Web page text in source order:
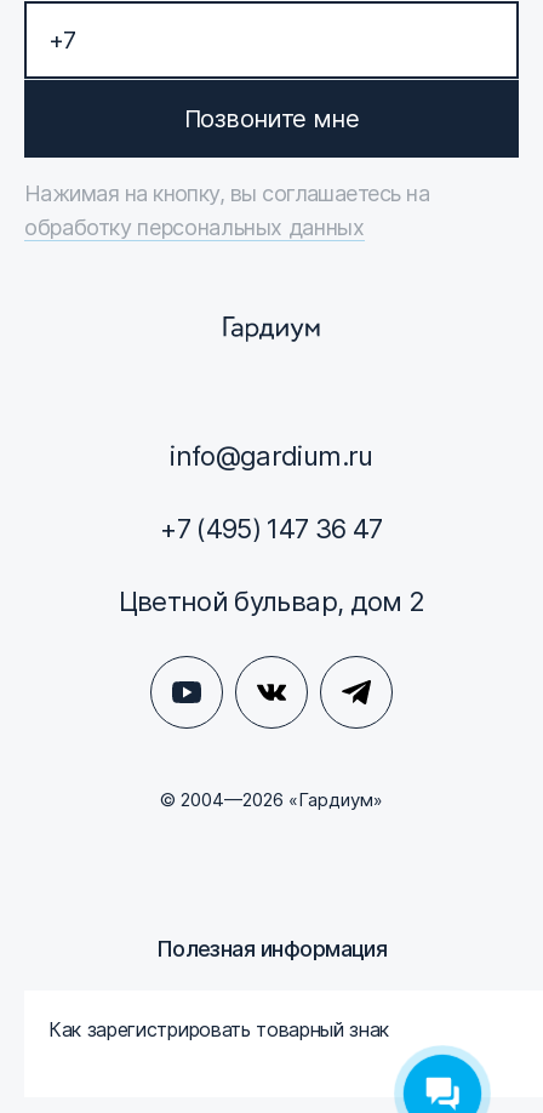
Позвоните мне
Нажимая на кнопку, вы соглашаетесь на
обработку персональных данных
info@gardium.ru
+7 (495) 147 36 47
Цветной бульвар, дом 2
© 2004—2026 «Гардиум»
Полезная информация
Как зарегистрировать товарный знак